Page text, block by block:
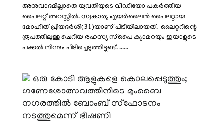
അനുവാദമില്ലാതെ യുവതിയുടെ വീഡിയോ പകർത്തിയ
പൈലറ്റ് അറസ്റ്റിൽ. സ്വകാര്യ എയർലൈൻ പൈലറ്റായ
മോഹിത് പ്രിയദർശി(31)യാണ് പിടിയിലായത്. ലൈറ്ററിന്റെ
രൂപത്തിലുള്ള ചെറിയ രഹസ്യ സ്‌പൈ ക്യാമറയും ഇയാളുടെ
പക്കൽ നിന്നും പിടിച്ചെടുത്തിട്ടുണ്ട്. ......